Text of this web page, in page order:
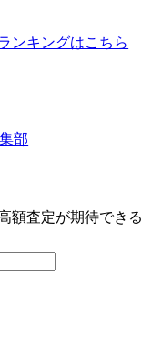
ンキングはこちら
部
額査定が期待できる